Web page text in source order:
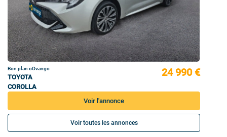
Bon plan oOvango
TOYOTA
COROLLA
24 990 €
Voir l'annonce
Voir toutes les annonces